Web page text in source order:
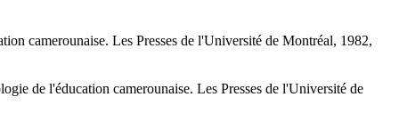
camerounaise. Les Presses de l'Université de Montréal, 1982,
de l'éducation camerounaise. Les Presses de l'Université de